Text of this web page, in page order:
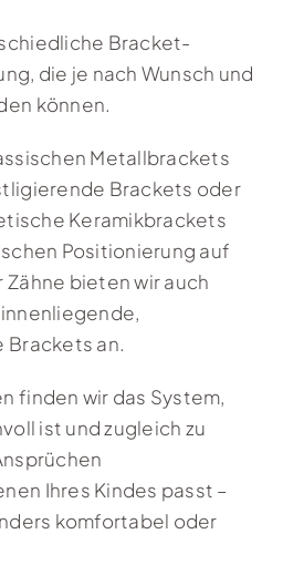
Bracket-
die je nach Wunsch und
können.
Metallbrackets
Brackets oder
Keramikbrackets
Positionierung auf
bieten wir auch
Brackets an.
finden wir das System,
ist und zugleich zu
Ihres Kindes passt –
komfortabel oder